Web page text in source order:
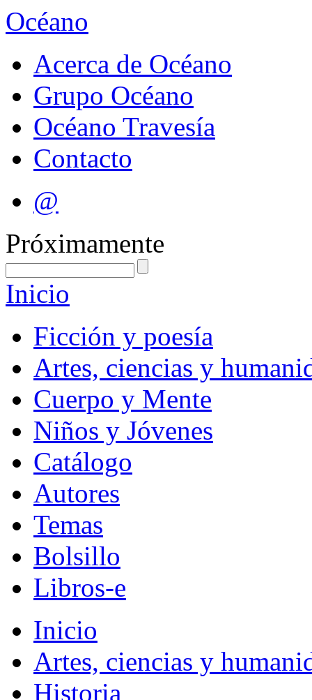
Océano
Acerca de Océano
Grupo Océano
Océano Travesía
Contacto
@
Próximamente
Inicio
Ficción y poesía
Artes, ciencias y
Cuerpo y Mente
Niños y Jóvenes
Catálogo
Autores
Temas
Bolsillo
Libros-e
Inicio
Artes, ciencias y
Historia